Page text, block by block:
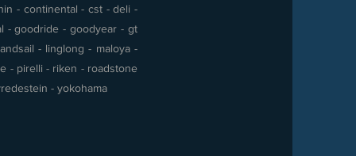
- continental - cst - deli -
- goodride - goodyear - gt
- linglong - maloya -
- pirelli - riken - roadstone
- yokohama